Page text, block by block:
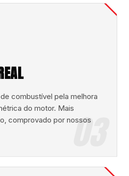
03
combustível pela melhora
do motor. Mais
comprovado por nossos